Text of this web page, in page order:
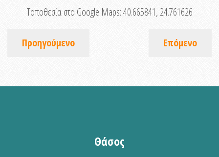
Τοποθεσία στο Google Maps:40.665841, 24.761626
Προηγούμενο Επόμενο
Θάσος